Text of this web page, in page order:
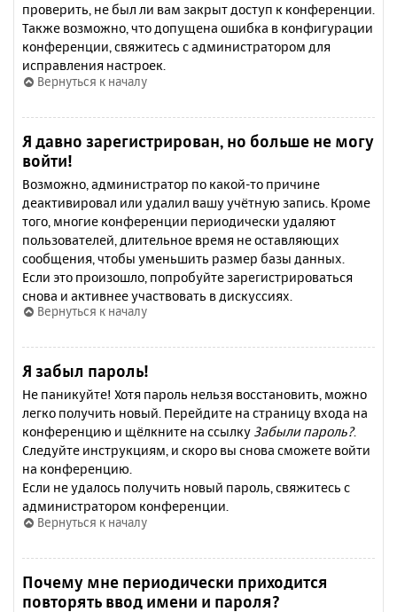
проверить, не был ли вам закрыт доступ к конференции.
Также возможно, что допущена ошибка в конфигурации
конференции, свяжитесь с администратором для
исправления настроек.
Вернуться к началу
Я давно зарегистрирован, но больше не могу
войти!
Возможно, администратор по какой-то причине
деактивировал или удалил вашу учётную запись. Кроме
того, многие конференции периодически удаляют
пользователей, длительное время не оставляющих
сообщения, чтобы уменьшить размер базы данных.
Если это произошло, попробуйте зарегистрироваться
снова и активнее участвовать в дискуссиях.
Вернуться к началу
Я забыл пароль!
Не паникуйте! Хотя пароль нельзя восстановить, можно
легко получить новый. Перейдите на страницу входа на
конференцию и щёлкните на ссылку Забыли пароль?.
Следуйте инструкциям, и скоро вы снова сможете войти
на конференцию.
Если не удалось получить новый пароль, свяжитесь с
администратором конференции.
Вернуться к началу
Почему мне периодически приходится
повторять ввод имени и пароля?